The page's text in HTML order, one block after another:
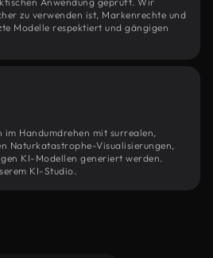
zu verwenden ist, Markenrechte und
Modelle respektiert und gängigen
im Handumdrehen mit surrealen,
Naturkatastrophe-Visualisierungen,
KI-Modellen generiert werden.
KI-Studio.